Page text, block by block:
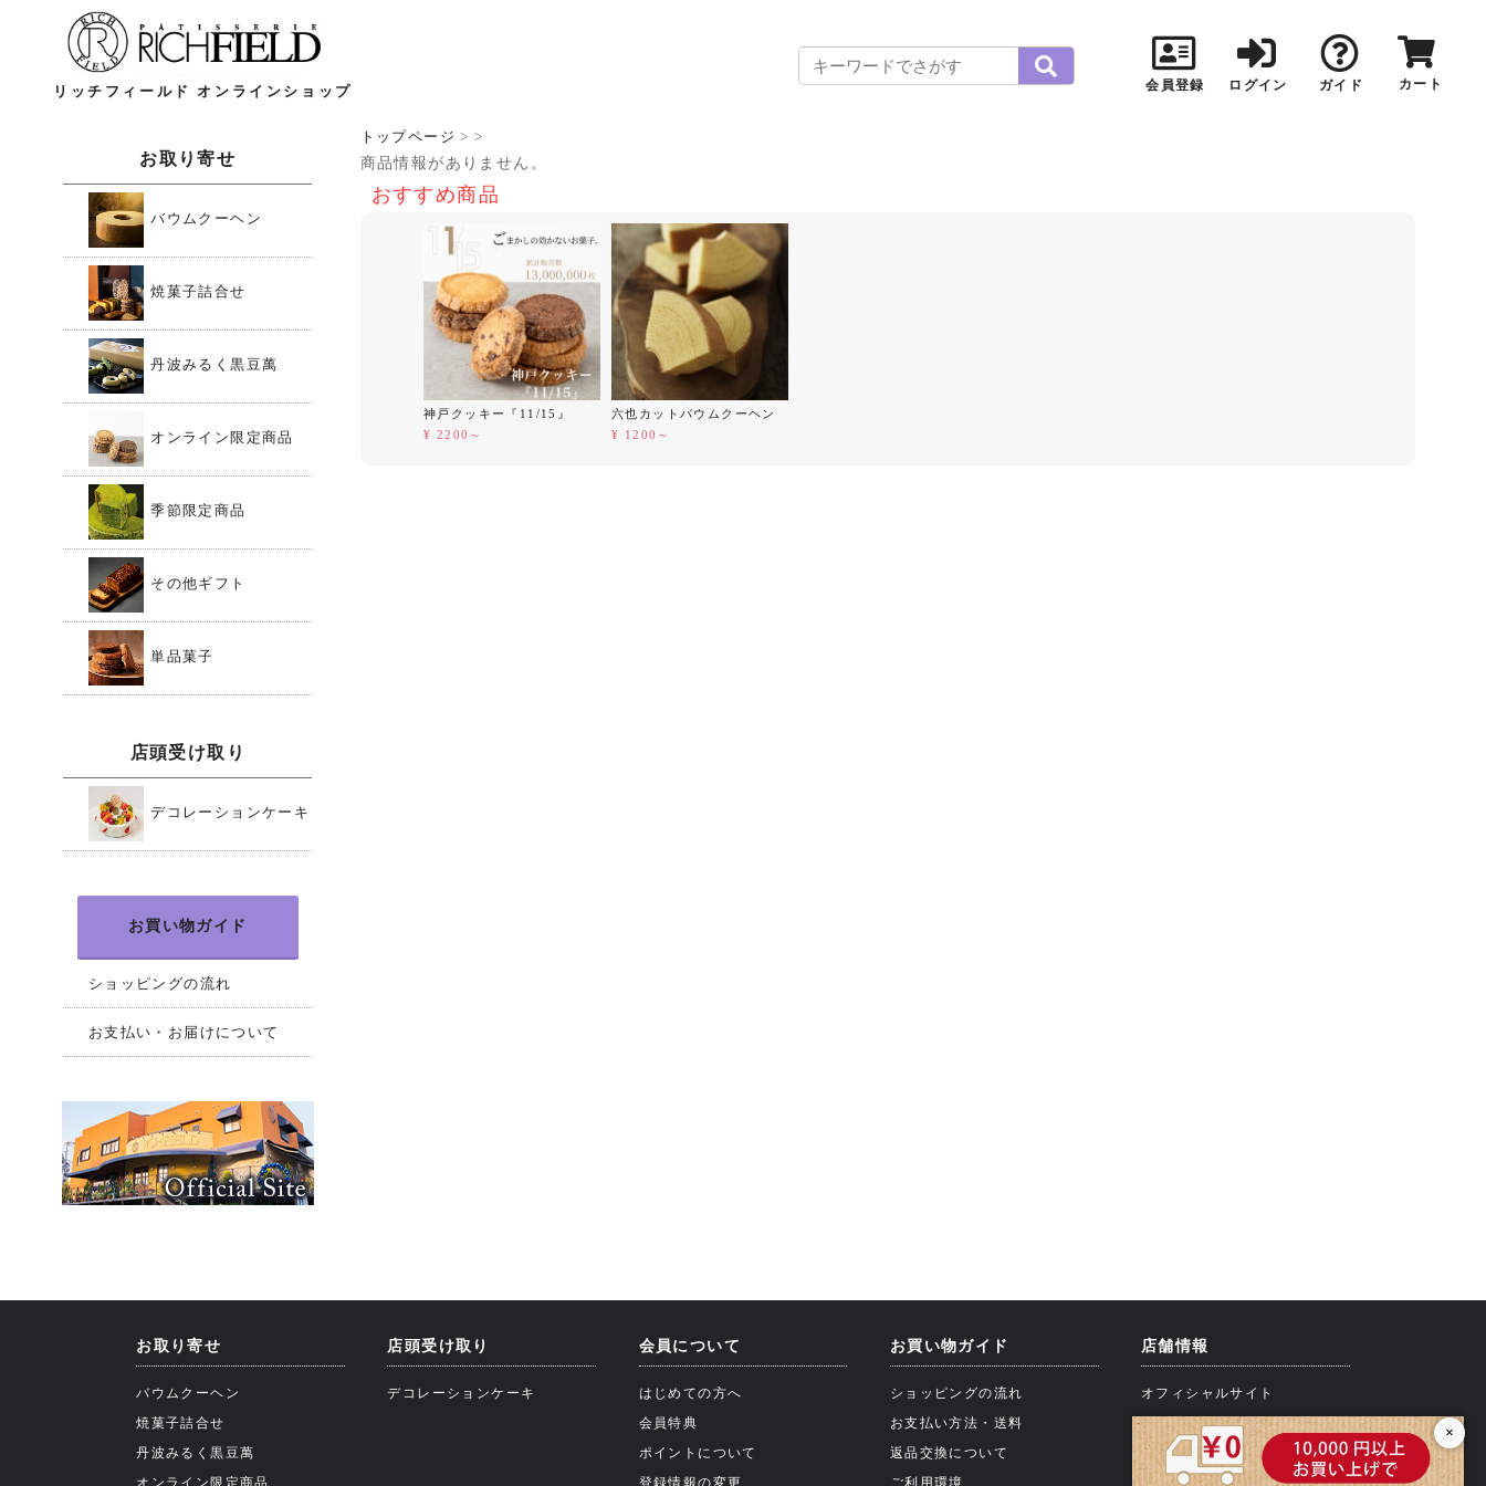
×
会員登録 ログイン ガイド カート
リッチフィールド オンラインショップ
お取り寄せ
バウムクーヘン
焼菓子詰合せ
丹波みるく黒豆萬
オンライン限定商品
季節限定商品
その他ギフト
単品菓子
店頭受け取り
デコレーションケーキ
お買い物ガイド
ショッピングの流れ
お支払い・お届けについて
トップページ >>
商品情報がありません。
おすすめ商品
神戸クッキー『11/15』
¥ 2200～
六也カットバウムクーヘン
¥ 1200～
お取り寄せ
バウムクーヘン
焼菓子詰合せ
丹波みるく黒豆萬
オンライン限定商品
店頭受け取り
デコレーションケーキ
会員について
はじめての方へ
会員特典
ポイントについて
登録情報の変更
お買い物ガイド
ショッピングの流れ
お支払い方法・送料
返品交換について
ご利用環境
店舗情報
オフィシャルサイト